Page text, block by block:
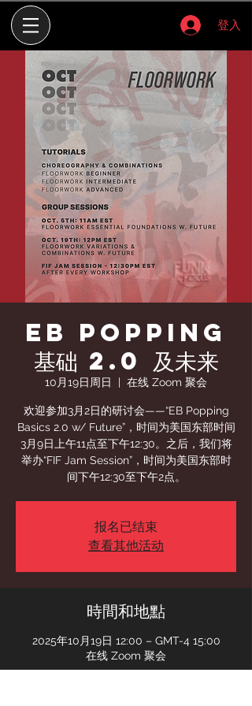
登入
EB Popping
基础 2.0 及未来
10月19日周日
  |
在线 Zoom 聚会
欢迎参加3月2日的研讨会——“EB Popping
Basics 2.0 w/ Future”，时间为美国东部时间
3月9日上午11点至下午12:30。之后，我们将
举办“FIF Jam Session”，时间为美国东部时
间下午12:30至下午2点。
报名已结束
查看其他活动
時間和地點
2025年10月19日 12:00 – GMT-4 15:00
在线 Zoom 聚会